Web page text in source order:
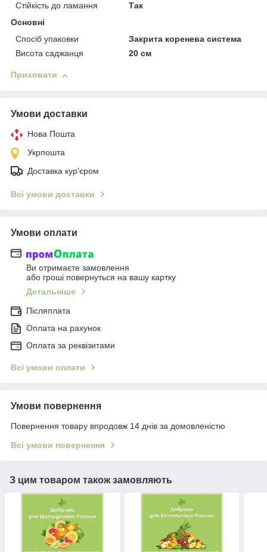
Стійкість до ламання
Так
Основні
Спосіб упаковки
Закрита коренева система
Висота саджанця
20 см
Приховати
Умови доставки
Нова Пошта
Укрпошта
Доставка кур'єром
Всі умови доставки
Умови оплати
Ви отримаєте замовлення
або гроші повернуться на вашу картку
Детальніше
Післяплата
Оплата на рахунок
Оплата за реквізитами
Всі умови оплати
Умови повернення
Повернення товару впродовж 14 днів за домовленістю
Всі умови повернення
З цим товаром також замовляють